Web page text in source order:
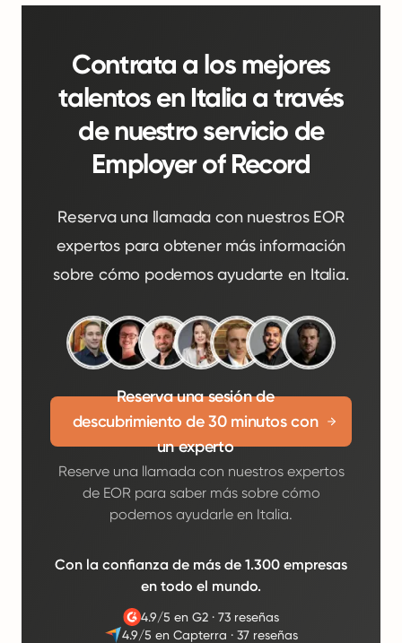
Contrata a los mejores
talentos en Italia a través
de nuestro servicio de
Employer of Record
Reserva una llamada con nuestros EOR
expertos para obtener más información
sobre cómo podemos ayudarte en Italia.
Reserva una sesión de
descubrimiento de 30 minutos con
un experto
Reserve una llamada con nuestros expertos
de EOR para saber más sobre cómo
podemos ayudarle en Italia.
Con la confianza de más de 1.300 empresas
en todo el mundo.
4.9/5 en G2 ·73 reseñas
4.9/5 en Capterra ·37 reseñas